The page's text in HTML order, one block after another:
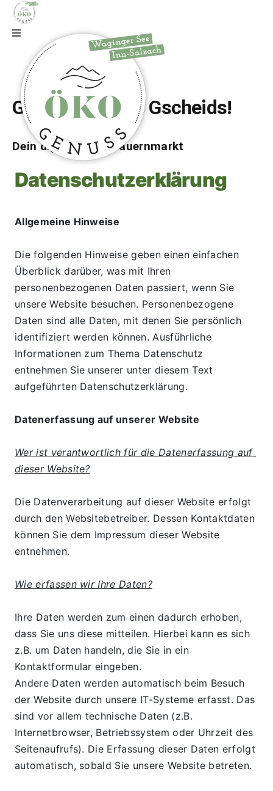
Zur Webseite
Gfrei di auf wos Gscheids!
Dein digitaler Bio-Bauernmarkt
Datenschutzerklärung
Allgemeine Hinweise
Die folgenden Hinweise geben einen einfachen
Überblick darüber, was mit Ihren
personenbezogenen Daten passiert, wenn Sie
unsere Website besuchen. Personenbezogene
Daten sind alle Daten, mit denen Sie persönlich
identifiziert werden können. Ausführliche
Informationen zum Thema Datenschutz
entnehmen Sie unserer unter diesem Text
aufgeführten Datenschutzerklärung.
Datenerfassung auf unserer Website
Wer ist verantwortlich für die Datenerfassung auf
dieser Website?
Die Datenverarbeitung auf dieser Website erfolgt
durch den Websitebetreiber. Dessen Kontaktdaten
können Sie dem Impressum dieser Website
entnehmen.
Wie erfassen wir Ihre Daten?
Ihre Daten werden zum einen dadurch erhoben,
dass Sie uns diese mitteilen. Hierbei kann es sich
z.B. um Daten handeln, die Sie in ein
Kontaktformular eingeben.
Andere Daten werden automatisch beim Besuch
der Website durch unsere IT-Systeme erfasst. Das
sind vor allem technische Daten (z.B.
Internetbrowser, Betriebssystem oder Uhrzeit des
Seitenaufrufs). Die Erfassung dieser Daten erfolgt
automatisch, sobald Sie unsere Website betreten.